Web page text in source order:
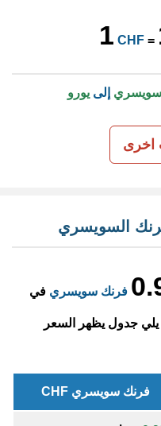
1 CHF =
إلىيورو
اخرى
السويسري
فرنك سويسري في
يلي جدول يظهر السعر
فرنك سويسري CHF